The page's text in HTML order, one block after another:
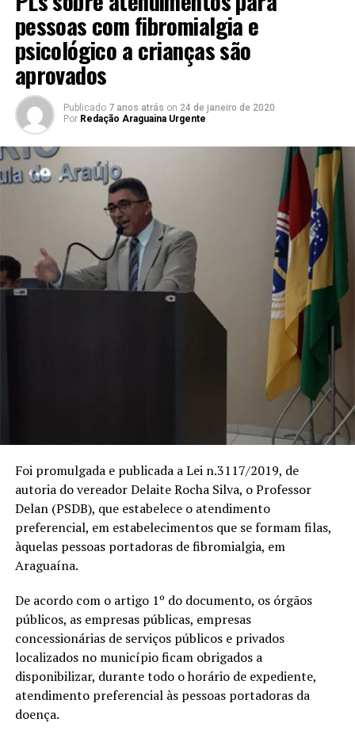
pessoas com fibromialgia e
psicológico a crianças são
aprovados
Publicado 7 anos atrás on 24 de janeiro de 2020
Por Redação Araguaina Urgente
Foi promulgada e publicada a Lei n.3117/2019, de
autoria do vereador Delaite Rocha Silva, o Professor
Delan (PSDB), que estabelece o atendimento
preferencial, em estabelecimentos que se formam filas,
àquelas pessoas portadoras de fibromialgia, em
Araguaína.
De acordo com o artigo 1º do documento, os órgãos
públicos, as empresas públicas, empresas
concessionárias de serviços públicos e privados
localizados no município ficam obrigados a
disponibilizar, durante todo o horário de expediente,
atendimento preferencial às pessoas portadoras da
doença.